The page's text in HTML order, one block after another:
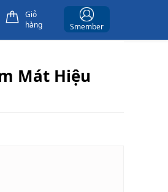
Giỏ
hàng
Smember
Mát Hiệu